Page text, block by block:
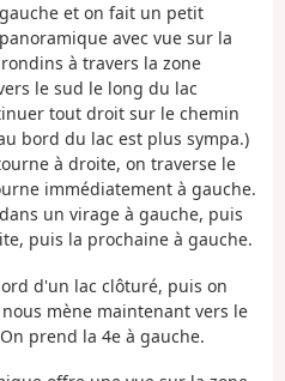
et on fait un petit
avec vue sur la
à travers la zone
le sud le long du lac
tout droit sur le chemin
bord du lac est plus sympa.)
à droite, on traverse le
immédiatement à gauche.
un virage à gauche, puis
puis la prochaine à gauche.
d'un lac clôturé, puis on
mène maintenant vers le
prend la 4e à gauche.